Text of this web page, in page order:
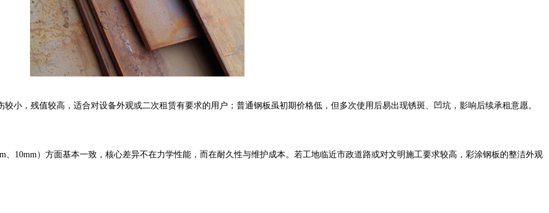
，残值较高，适合对设备外观或二次租赁有要求的用户；普通钢板虽初期价格低，但多次使用后易出现锈斑、凹坑，影响后续承租意愿。
）方面基本一致，核心差异不在力学性能，而在耐久性与维护成本。若工地临近市政道路或对文明施工要求较高，彩涂钢板的整洁外观